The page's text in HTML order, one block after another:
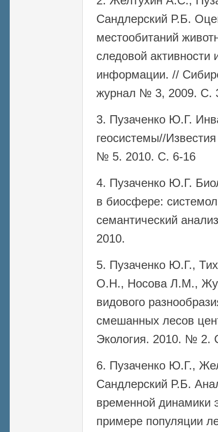
Сандлерский Р.Б.
местообитаний
следовой активности
информации. //
журнал № 3, 2009. С.
3. Пузаченко Ю.Г.
геосистемы//
№ 5. 2010. С. 6-16
4. Пузаченко Ю.Г.
в биосфере:
семантический
2010.
5. Пузаченко Ю.Г.,
О.Н., Носова Л.М.,
видового
смешанных лесов
Экология. 2010. № 2.
6. Пузаченко Ю.Г.,
Сандлерский Р.Б.
временной динамики
примере популяции